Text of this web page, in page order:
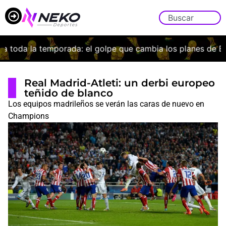
la temporada: el golpe que cambia los planes de
Real Madrid-Atleti: un derbi europeo
teñido de blanco
Los equipos madrileños se verán las caras de nuevo en
Champions